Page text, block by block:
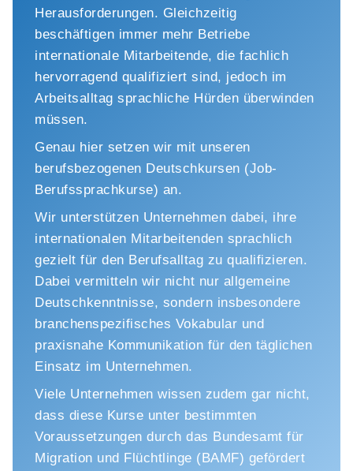
Herausforderungen. Gleichzeitig
beschäftigen immer mehr Betriebe
internationale Mitarbeitende, die fachlich
hervorragend qualifiziert sind, jedoch im
Arbeitsalltag sprachliche Hürden überwinden
müssen.
Genau hier setzen wir mit unseren
berufsbezogenen Deutschkursen (Job-
Berufssprachkurse) an.
Wir unterstützen Unternehmen dabei, ihre
internationalen Mitarbeitenden sprachlich
gezielt für den Berufsalltag zu qualifizieren.
Dabei vermitteln wir nicht nur allgemeine
Deutschkenntnisse, sondern insbesondere
branchenspezifisches Vokabular und
praxisnahe Kommunikation für den täglichen
Einsatz im Unternehmen.
Viele Unternehmen wissen zudem gar nicht,
dass diese Kurse unter bestimmten
Voraussetzungen durch das Bundesamt für
Migration und Flüchtlinge (BAMF) gefördert